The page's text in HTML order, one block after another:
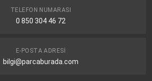
TELEFON NUMARASI
0 850 304 46 72
E-POSTA ADRESI
bilgi@parcaburada.com